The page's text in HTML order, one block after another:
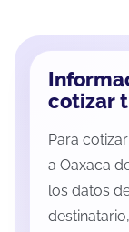
cotizar
Para
a Oaxaca
los datos